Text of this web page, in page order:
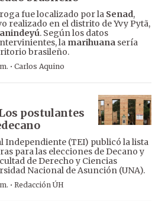
fue localizado por la Senad,
realizado en el distrito de Yvy Pytã,
. Según los datos
la marihuana sería
brasileño.
· Carlos Aquino
postulantes
Independiente (TEI) publicó la lista
para las elecciones de Decano y
de Derecho y Ciencias
Nacional de Asunción (UNA).
· Redacción ÚH